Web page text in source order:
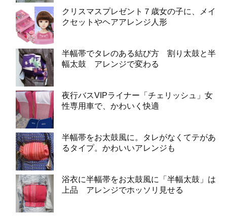
クリスマスプレゼント７歳女の子に、メイ
クセットやヘアアレンジ人形
半幅帯でタレのある結び方 割り太鼓と半
幅太鼓 アレンジで変わる
夜行バスVIPライナー「チェリッシュ」女
性専用車で、かわいく快適
半幅帯をお太鼓風に。タレがなくてテがあ
るタイプ。かわいいアレンジも
浴衣に半幅帯をお太鼓風に「半幅太鼓」は
上品 アレンジでホッソリ見せる